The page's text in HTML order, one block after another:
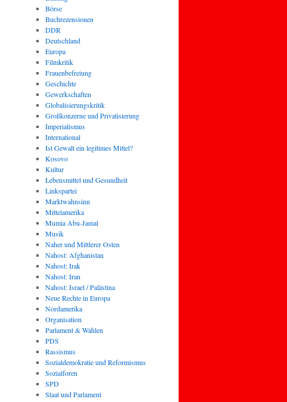
Börse
Buchrezensionen
DDR
Deutschland
Europa
Filmkritik
Frauenbefreiung
Geschichte
Gewerkschaften
Globalisierungskritik
Großkonzerne und Privatisierung
Imperialismus
International
Ist Gewalt ein legitimes Mittel?
Kosovo
Kultur
Lebensmittel und Gesundheit
Linkspartei
Marktwahnsinn
Mittelamerika
Mumia Abu-Jamal
Musik
Naher und Mittlerer Osten
Nahost: Afghanistan
Nahost: Irak
Nahost: Iran
Nahost: Israel / Palästina
Neue Rechte in Europa
Nordamerika
Organisation
Parlament & Wahlen
PDS
Rassismus
Sozialdemokratie und Reformismus
Sozialforen
SPD
Staat und Parlament